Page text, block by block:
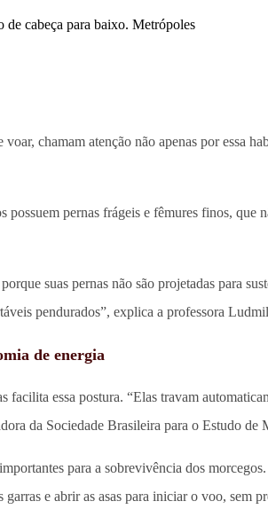
chamam atenção não apenas por essa
pernas frágeis e fêmures finos, que
suas pernas não são projetadas para
pendurados”, explica a professora
de energia
essa postura. “Elas travam
da Sociedade Brasileira para o Estudo
para a sobrevivência dos
e abrir as asas para iniciar o voo, sem